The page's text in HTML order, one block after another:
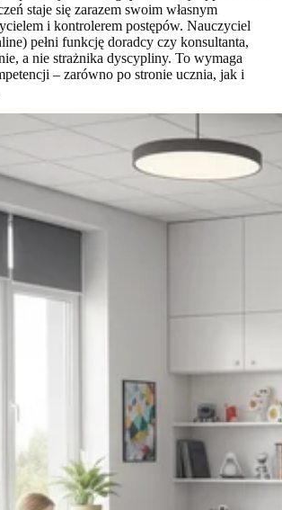
staje się zarazem swoim własnym
i kontrolerem postępów. Nauczyciel
pełni funkcję doradcy czy konsultanta,
a nie strażnika dyscypliny. To wymaga
– zarówno po stronie ucznia, jak i